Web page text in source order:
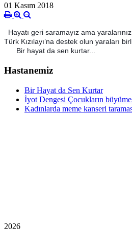
01 Kasım 2018
Hayatı geri saramayız ama
Türk Kızılayı’na destek olun yaraları
Bir hayat da sen kurtar...
Hastanemiz
Bir Hayat da Sen Kurtar
İyot Dengesi Çocukların
Kadınlarda meme kanseri
2026